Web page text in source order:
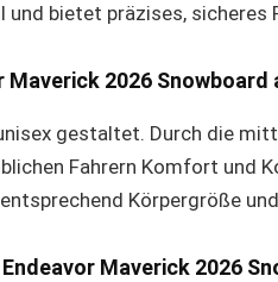
und bietet präzises, sicheres
Maverick 2026
gestaltet. Durch die
Fahrern Komfort und
Körpergröße
Maverick 2026